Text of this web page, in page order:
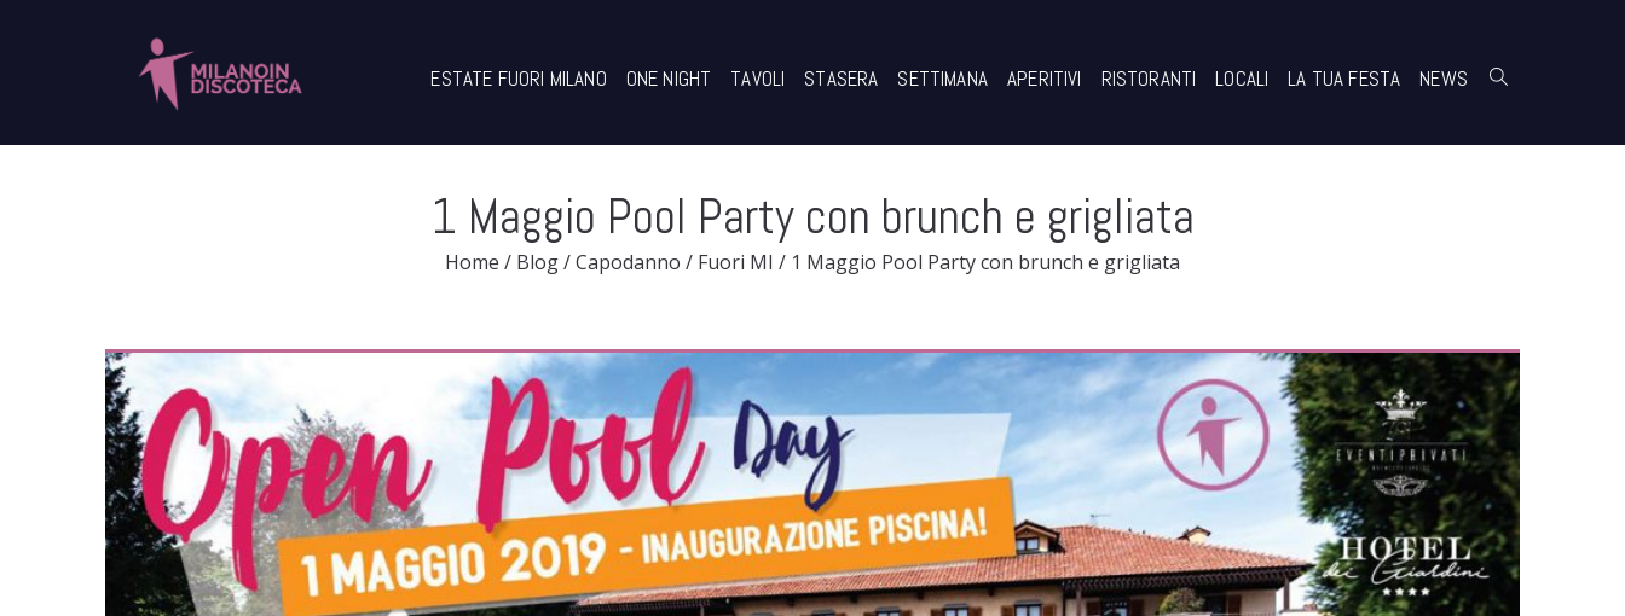
ESTATE FUORI MILANO ONE NIGHT TAVOLI STASERA SETTIMANA APERITIVI RISTORANTI LOCALI LA TUA FESTA NEWS
1 Maggio Pool Party con brunch e grigliata
Home / Blog/Capodanno / Fuori MI / 1 Maggio Pool Party con brunch e grigliata